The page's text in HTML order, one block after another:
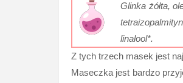
Glinka żółta,
linalool*.
Z tych trzech masek jest
Maseczka jest bardzo